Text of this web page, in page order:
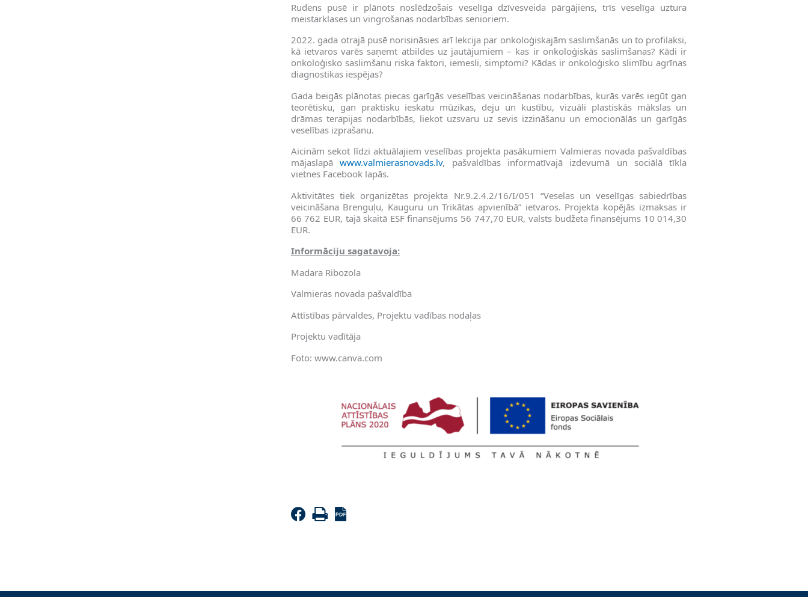
Rudens pusē ir plānots noslēdzošais veselīga dzīvesveida pārgājiens, trīs veselīga uztura
meistarklases un vingrošanas nodarbības senioriem.
2022. gada otrajā pusē norisināsies arī lekcija par onkoloģiskajām saslimšanās un to profilaksi,
kā ietvaros varēs saņemt atbildes uz jautājumiem – kas ir onkoloģiskās saslimšanas? Kādi ir
onkoloģisko saslimšanu riska faktori, iemesli, simptomi? Kādas ir onkoloģisko slimību agrīnas
diagnostikas iespējas?
Gada beigās plānotas piecas garīgās veselības veicināšanas nodarbības, kurās varēs iegūt gan
teorētisku, gan praktisku ieskatu mūzikas, deju un kustību, vizuāli plastiskās mākslas un
drāmas terapijas nodarbībās, liekot uzsvaru uz sevis izzināšanu un emocionālās un garīgās
veselības izprašanu.
Aicinām sekot līdzi aktuālajiem veselības projekta pasākumiem Valmieras novada pašvaldības
mājaslapāwww.valmierasnovads.lv, pašvaldības informatīvajā izdevumā un sociālā tīkla
vietnes Facebook lapās.
Aktivitātes tiek organizētas projekta Nr.9.2.4.2/16/I/051 “Veselas un veselīgas sabiedrības
veicināšana Brenguļu, Kauguru un Trikātas apvienībā” ietvaros. Projekta kopējās izmaksas ir
66 762 EUR, tajā skaitā ESF finansējums 56 747,70 EUR, valsts budžeta finansējums 10 014,30
EUR.
Informāciju sagatavoja:
Madara Ribozola
Valmieras novada pašvaldība
Attīstības pārvaldes, Projektu vadības nodaļas
Projektu vadītāja
Foto: www.canva.com